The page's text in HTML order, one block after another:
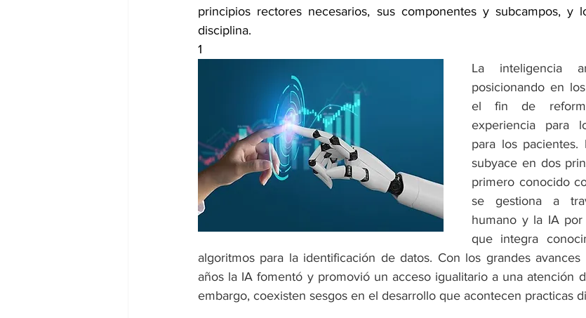
Especiales especial
dia mundial de la hipertension
principios rectores necesarios, sus componentes y subcampos, y
disciplina.
1
La inteligencia
posicionando en
el fin de
experiencia para
para los
subyace en dos
primero conocido
se gestiona a
humano y la IA por
que integra
algoritmos para la identificación de datos. Con los grandes
años la IA fomentó y promovió un acceso igualitario a una atención
embargo, coexisten sesgos en el desarrollo que acontecen practicas